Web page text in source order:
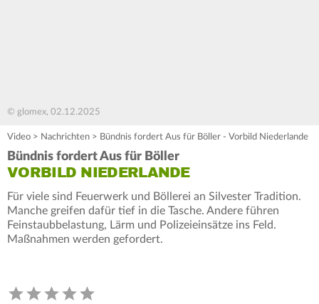
© glomex, 02.12.2025
Video > Nachrichten > Bündnis fordert Aus für Böller - Vorbild Niederlande
Bündnis fordert Aus für Böller
VORBILD NIEDERLANDE
Für viele sind Feuerwerk und Böllerei an Silvester Tradition.
Manche greifen dafür tief in die Tasche. Andere führen
Feinstaubbelastung, Lärm und Polizeieinsätze ins Feld.
Maßnahmen werden gefordert.